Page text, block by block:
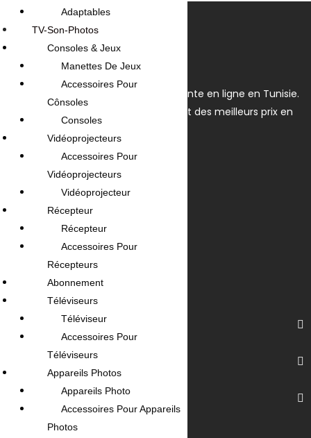
OmegaNet est Le spécialiste de la vente en ligne en Tunisie.
Nous disposons du plus grand choix et des meilleurs prix en
Av. Habib Bourguiba, Tunis 1095
+(216) 31 420 566 / 96 657 549
contact@omeganet.tn
Lundi - Dimanche / 09H - 22H
Informations
Nos Services
Votre Compte
Adaptables
TV-Son-Photos
Consoles & Jeux
Manettes De Jeux
Accessoires Pour
Cônsoles
Consoles
Vidéoprojecteurs
Accessoires Pour
Vidéoprojecteurs
Vidéoprojecteur
Récepteur
Récepteur
Accessoires Pour
Récepteurs
Abonnement
Téléviseurs
Téléviseur
Accessoires Pour
Téléviseurs
Appareils Photos
Appareils Photo
Accessoires Pour Appareils
Photos